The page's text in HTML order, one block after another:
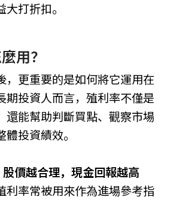
打折扣。
用？
，更重要的是如何將它運用在
期投資人而言，殖利率不僅是
還能幫助判斷買點、觀察市場
投資績效。
價越合理，現金回報越高
利率常被用來作為進場參考指